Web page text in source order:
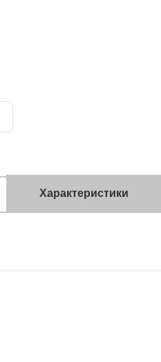
Характеристики